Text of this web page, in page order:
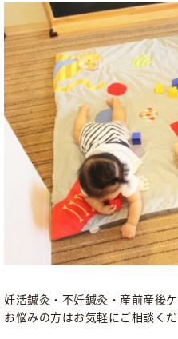
妊活鍼灸・不妊鍼灸・産前産後
お悩みの方はお気軽にご相談く